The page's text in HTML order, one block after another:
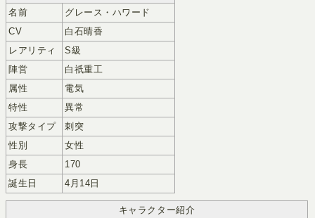
名前
グレース・ハワード
CV
白石晴香
レアリティ
S級
陣営
白祇重工
属性
電気
特性
異常
攻撃タイプ
刺突
性別
女性
身長
170
誕生日
4月14日
キャラクター紹介